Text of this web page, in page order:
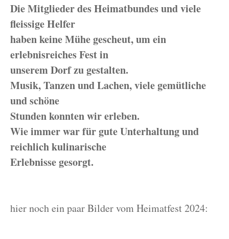
Die Mitglieder des Heimatbundes und viele
fleissige Helfer
haben keine Mühe gescheut, um ein
erlebnisreiches Fest in
unserem Dorf zu gestalten.
Musik, Tanzen und Lachen, viele gemütliche
und schöne
Stunden konnten wir erleben.
Wie immer war für gute Unterhaltung und
reichlich kulinarische
Erlebnisse gesorgt.
hier noch ein paar Bilder vom Heimatfest 2024: